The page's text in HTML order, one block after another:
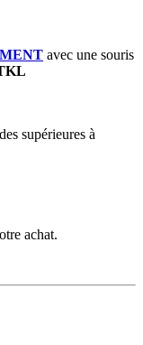
avec une souris
supérieures à
achat.